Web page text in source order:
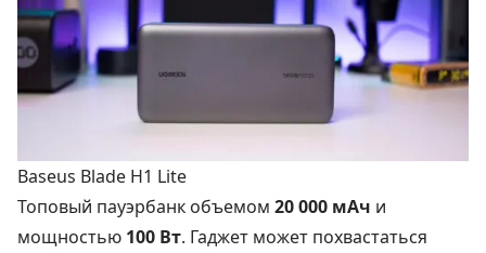
Baseus Blade H1 Lite
Топовый пауэрбанк объемом 20 000 мАч и
мощностью 100 Вт. Гаджет может похвастаться